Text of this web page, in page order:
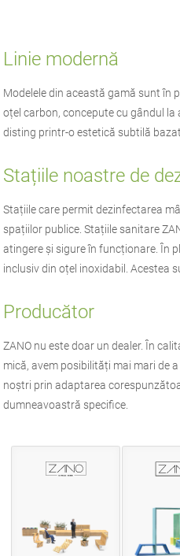
Linie modernă
Modelele din această gamă sunt în
oțel carbon, concepute cu gândul
disting printr-o estetică subtilă
Stațiile noastre de
Stațiile care permit dezinfectarea
spațiilor publice. Stațiile sanitare
atingere și sigure în funcționare. În
inclusiv din oțel inoxidabil. Acestea
Producător
ZANO nu este doar un dealer. În
mică, avem posibilități mai mari de
noștri prin adaptarea
dumneavoastră specifice.